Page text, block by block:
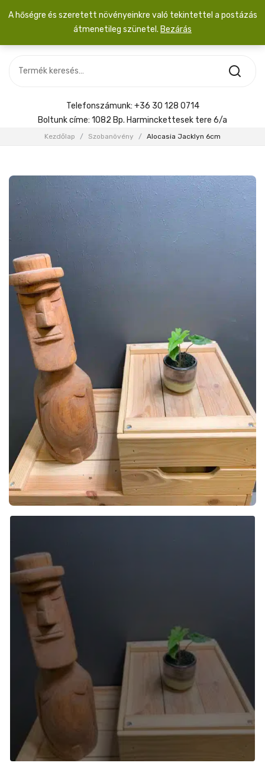
SZOBANÖVÉNY
KIEGÉSZÍTŐK
Menyasszonyi csokor
Telefonszámunk: +36 30 128 0714
Boltunk címe: 1082 Bp. Harminckettesek tere 6/a
Kezdőlap / Szobanövény / Alocasia Jacklyn 6cm
A hőségre és szeretett növényeinkre való tekintettel a postázás
átmenetileg szünetel. Bezárás